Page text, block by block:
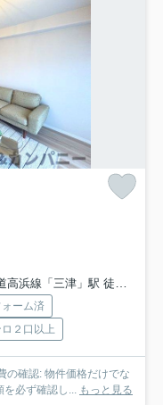
浜線「三津」駅 徒歩8分
ォーム済
ロ２口以上
の確認: 物件価格だけでな
必ず確認し...
もっと見る